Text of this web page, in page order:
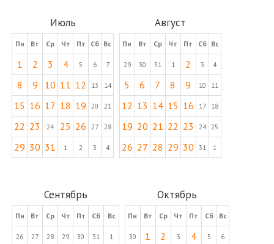
Июль
Пн Вт Ср Чт Пт Сб Вс
1 2 3 4 5 6 7
8 9 10 11 12 13 14
15 16 17 18 19 20 21
22 23 24 25 26 27 28
29 30 31 1 2 3 4
Август
Пн Вт Ср Чт Пт Сб Вс
29 30 31 1 2 3 4
5 6 7 8 9 10 11
12 13 14 15 16 17 18
19 20 21 22 23 24 25
26 27 28 29 30 31 1
Сентябрь
Пн Вт Ср Чт Пт Сб Вс
26 27 28 29 30 31 1
Октябрь
Пн Вт Ср Чт Пт Сб Вс
30 1 2 3 4 5 6